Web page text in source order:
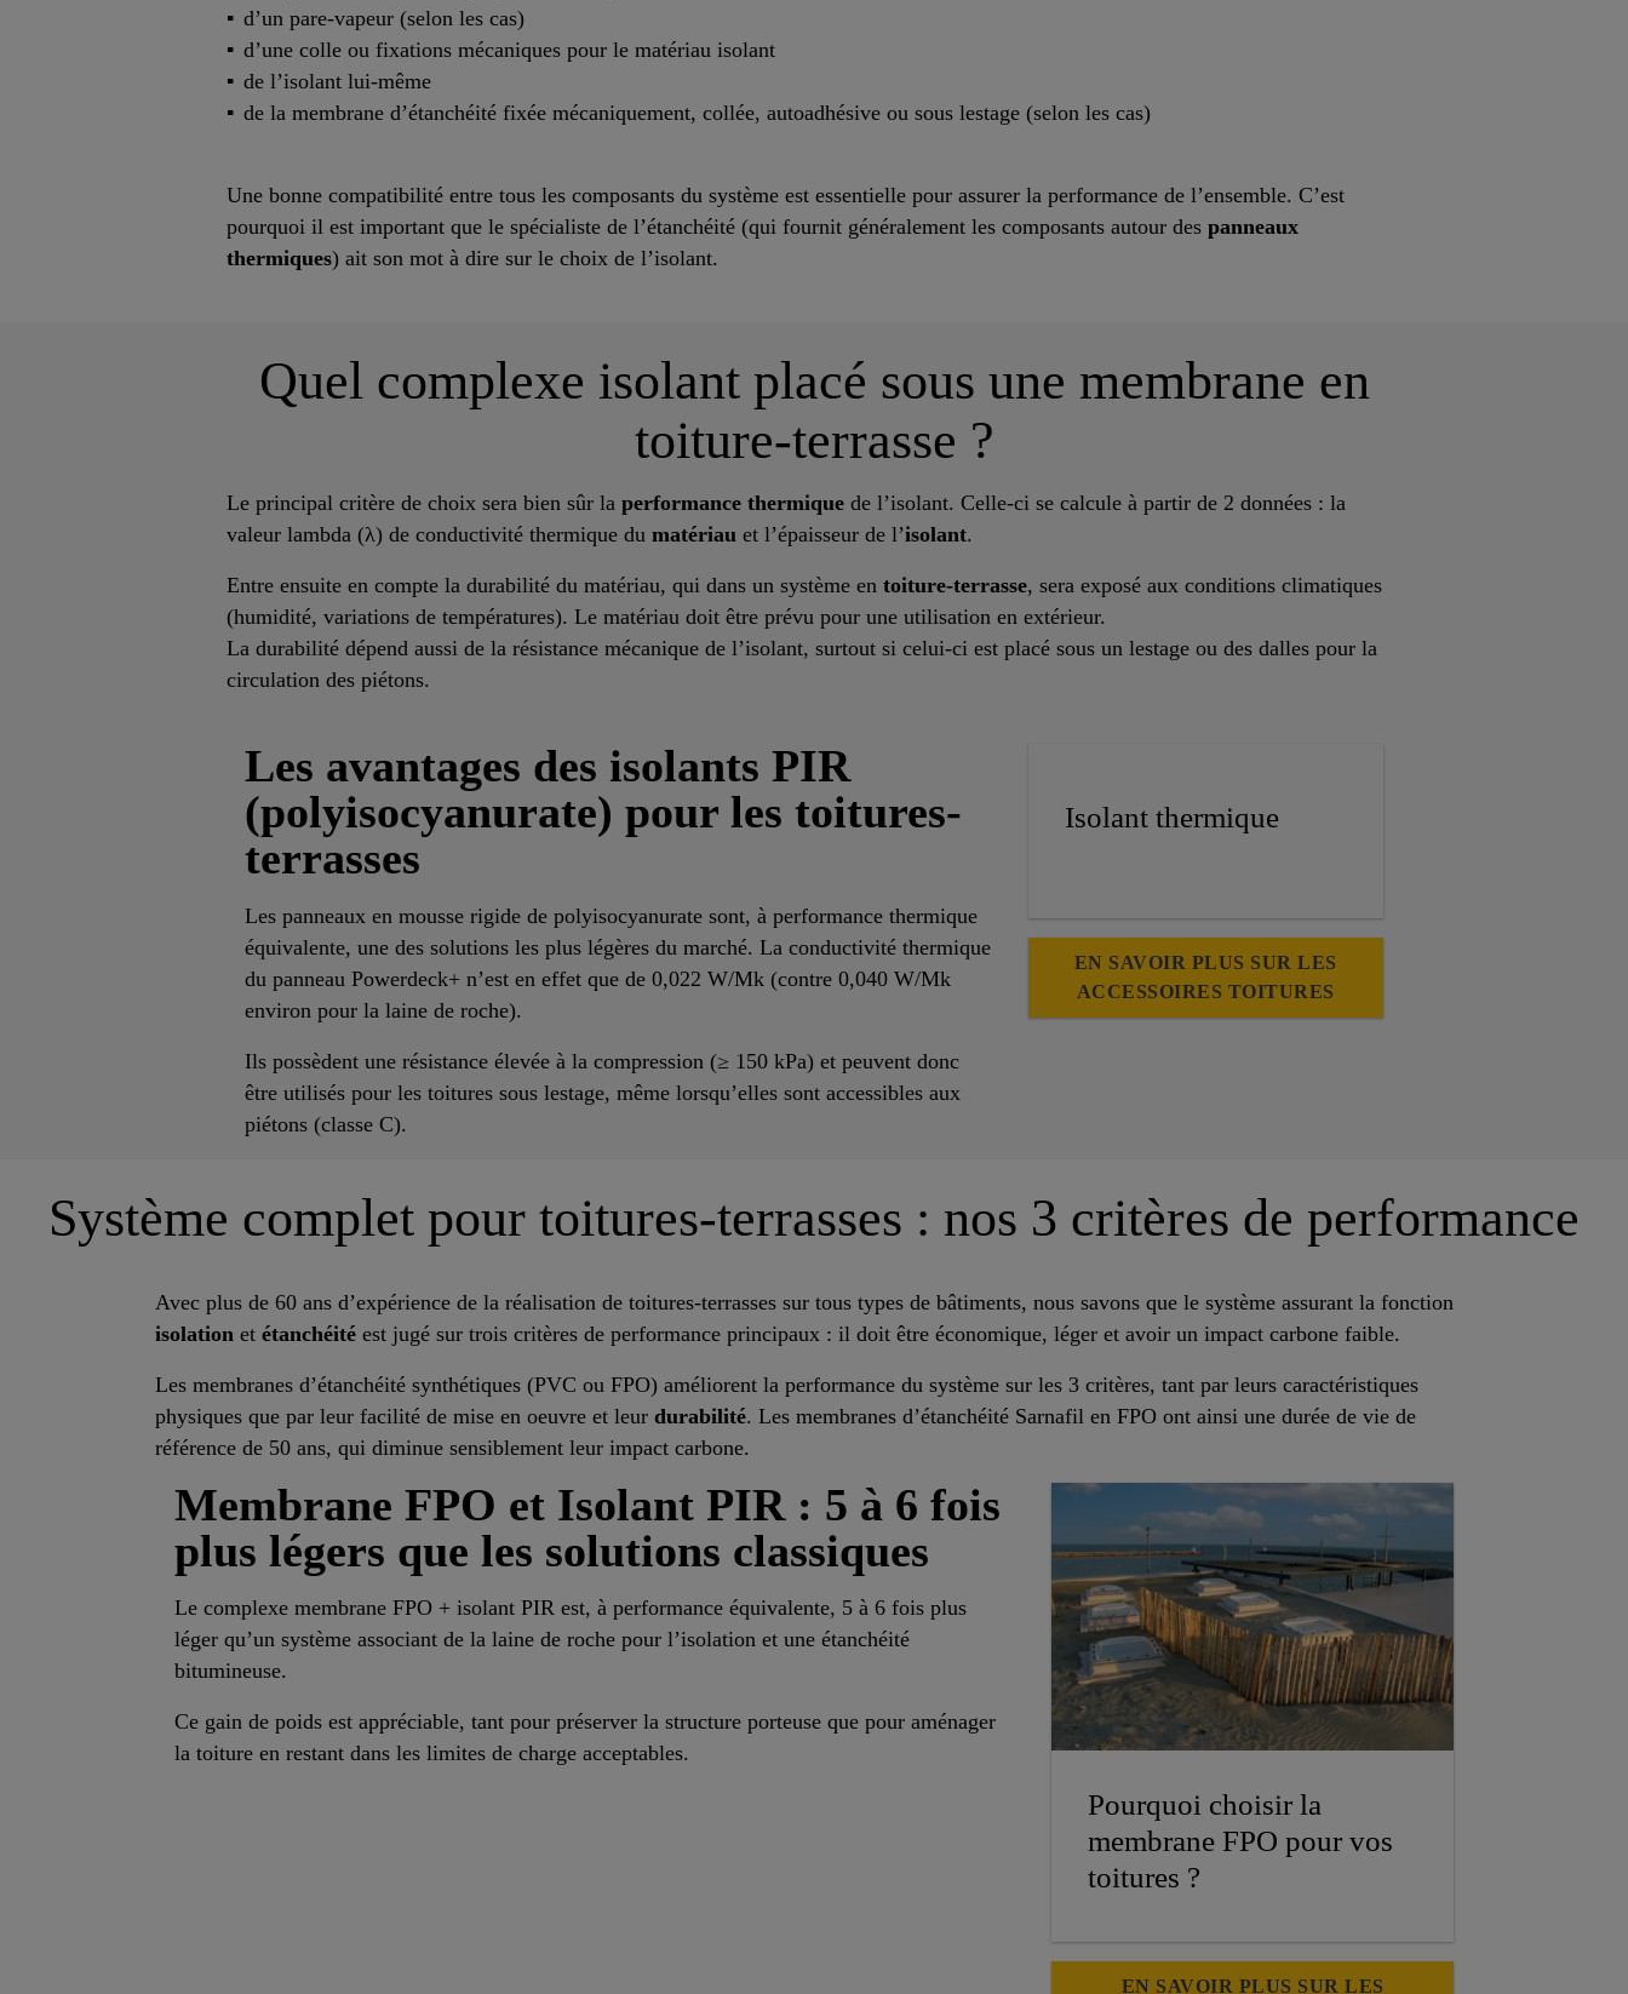
d’un pare-vapeur (selon les cas)
d’une colle ou fixations mécaniques pour le matériau isolant
de l’isolant lui-même
de la membrane d’étanchéité fixée mécaniquement, collée, autoadhésive ou sous lestage (selon les cas)
Une bonne compatibilité entre tous les composants du système est essentielle pour assurer la performance de l’ensemble. C’est
pourquoi il est important que le spécialiste de l’étanchéité (qui fournit généralement les composants autour des panneaux
thermiques) ait son mot à dire sur le choix de l’isolant.
Quel complexe isolant placé sous une membrane en
toiture-terrasse ?
Le principal critère de choix sera bien sûr la performance thermique de l’isolant. Celle-ci se calcule à partir de 2 données : la
valeur lambda (λ) de conductivité thermique du matériau et l’épaisseur de l’isolant.
Entre ensuite en compte la durabilité du matériau, qui dans un système en toiture-terrasse, sera exposé aux conditions climatiques
(humidité, variations de températures). Le matériau doit être prévu pour une utilisation en extérieur.
La durabilité dépend aussi de la résistance mécanique de l’isolant, surtout si celui-ci est placé sous un lestage ou des dalles pour la
circulation des piétons.
Les avantages des isolants PIR
(polyisocyanurate) pour les toitures-
terrasses
Les panneaux en mousse rigide de polyisocyanurate sont, à performance thermique
équivalente, une des solutions les plus légères du marché. La conductivité thermique
du panneau Powerdeck+ n’est en effet que de 0,022 W/Mk (contre 0,040 W/Mk
environ pour la laine de roche).
Ils possèdent une résistance élevée à la compression (≥ 150 kPa) et peuvent donc
être utilisés pour les toitures sous lestage, même lorsqu’elles sont accessibles aux
piétons (classe C).
Isolant thermique
EN SAVOIR PLUS SUR LES
ACCESSOIRES TOITURES
Système complet pour toitures-terrasses : nos 3 critères de performance
Avec plus de 60 ans d’expérience de la réalisation de toitures-terrasses sur tous types de bâtiments, nous savons que le système assurant la fonction
isolation et étanchéitéest jugé sur trois critères de performance principaux : il doit être économique, léger et avoir un impact carbone faible.
Les membranes d’étanchéité synthétiques (PVC ou FPO) améliorent la performance du système sur les 3 critères, tant par leurs caractéristiques
physiques que par leur facilité de mise en oeuvre et leur durabilité. Les membranes d’étanchéité Sarnafil en FPO ont ainsi une durée de vie de
référence de 50 ans, qui diminue sensiblement leur impact carbone.
Membrane FPO et Isolant PIR : 5 à 6 fois
plus légers que les solutions classiques
Le complexe membrane FPO + isolant PIR est, à performance équivalente, 5 à 6 fois plus
léger qu’un système associant de la laine de roche pour l’isolation et une étanchéité
bitumineuse.
Ce gain de poids est appréciable, tant pour préserver la structure porteuse que pour aménager
la toiture en restant dans les limites de charge acceptables.
Pourquoi choisir la
membrane FPO pour vos
toitures ?
EN SAVOIR PLUS SUR LES